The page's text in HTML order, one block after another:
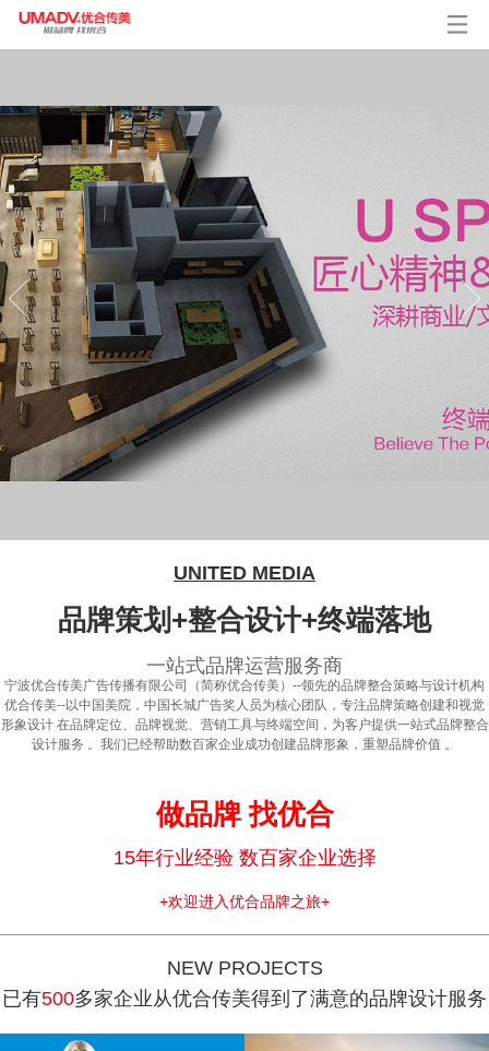
UNITED MEDIA
品牌策划+整合设计+终端落地
一站式品牌运营服务商
宁波优合传美广告传播有限公司（简称优合传美）--领先的品牌整合策略与设计机构
优合传美--以中国美院，中国长城广告奖人员为核心团队，专注品牌策略创建和视觉
形象设计 在品牌定位、品牌视觉、营销工具与终端空间，为客户提供一站式品牌整合
设计服务 。我们已经帮助数百家企业成功创建品牌形象，重塑品牌价值 。
做品牌 找优合
15年行业经验 数百家企业选择
+欢迎进入优合品牌之旅+
NEW PROJECTS
已有500多家企业从优合传美得到了满意的品牌设计服务